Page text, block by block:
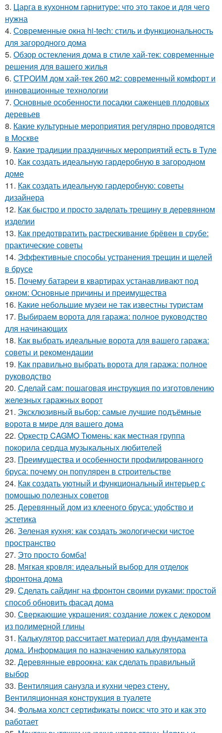
3. Царга в кухонном гарнитуре: что это такое и для чего
нужна
4. Современные окна hi-tech: стиль и функциональность
для загородного дома
5. Обзор остекления дома в стиле хай-тек: современные
решения для вашего жилья
6. СТРОИМ дом хай-тек 260 м2: современный комфорт и
инновационные технологии
7. Основные особенности посадки саженцев плодовых
деревьев
8. Какие культурные мероприятия регулярно проводятся
в Москве
9. Какие традиции праздничных мероприятий есть в Туле
10. Как создать идеальную гардеробную в загородном
доме
11. Как создать идеальную гардеробную: советы
дизайнера
12. Как быстро и просто заделать трещину в деревянном
изделии
13. Как предотвратить растрескивание брёвен в срубе:
практические советы
14. Эффективные способы устранения трещин и щелей
в брусе
15. Почему батареи в квартирах устанавливают под
окном: Основные причины и преимущества
16. Какие небольшие музеи не так известны туристам
17. Выбираем ворота для гаража: полное руководство
для начинающих
18. Как выбрать идеальные ворота для вашего гаража:
советы и рекомендации
19. Как правильно выбрать ворота для гаража: полное
руководство
20. Сделай сам: пошаговая инструкция по изготовлению
железных гаражных ворот
21. Эксклюзивный выбор: самые лучшие подъёмные
ворота в мире для вашего дома
22. Оркестр CAGMO Тюмень: как местная группа
покорила сердца музыкальных любителей
23. Преимущества и особенности профилированного
бруса: почему он популярен в строительстве
24. Как создать уютный и функциональный интерьер с
помощью полезных советов
25. Деревянный дом из клееного бруса: удобство и
эстетика
26. Зеленая кухня: как создать экологически чистое
пространство
27. Это просто бомба!
28. Мягкая кровля: идеальный выбор для отделок
фронтона дома
29. Сделать сайдинг на фронтон своими руками: простой
способ обновить фасад дома
30. Сверкающие украшения: создание ложек с декором
из полимерной глины
31. Калькулятор рассчитает материал для фундамента
дома. Информация по назначению калькулятора
32. Деревянные евроокна: как сделать правильный
выбор
33. Вентиляция санузла и кухни через стену.
Вентиляционная конструкция в туалете
34. Фольма холст сертификаты поиск: что это и как это
работает